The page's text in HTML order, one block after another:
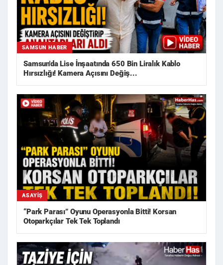
SAMSUN HABER
Samsun'da Lise İnşaatında 650 Bin Liralık Kablo
Hırsızlığı! Kamera Açısını Değiş...
ASAYIŞ
“Park Parası” Oyunu Operasyonla Bitti! Korsan
Otoparkçılar Tek Tek Toplandı